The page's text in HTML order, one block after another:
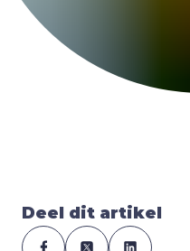
Deel dit artikel